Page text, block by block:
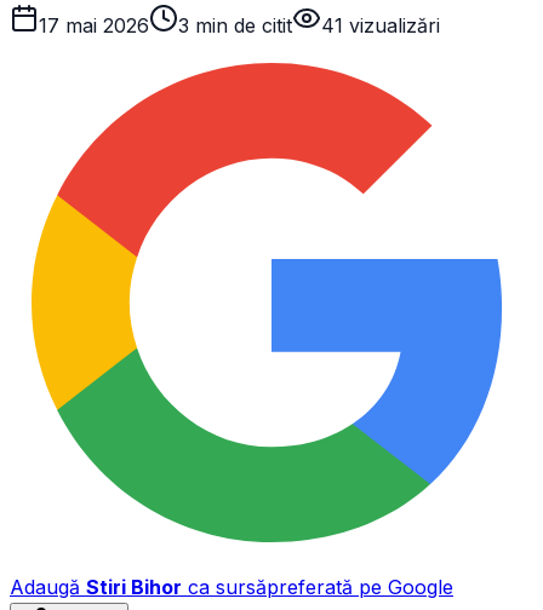
17 mai 2026 3 min de citit 41 vizualizări
Adaugă Stiri Bihor ca sursăpreferată pe Google